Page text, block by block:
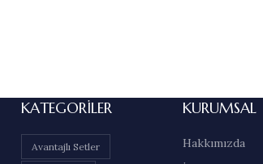
KATEGORILER
Avantajlı Setler
KURUMSAL
Hakkımızda